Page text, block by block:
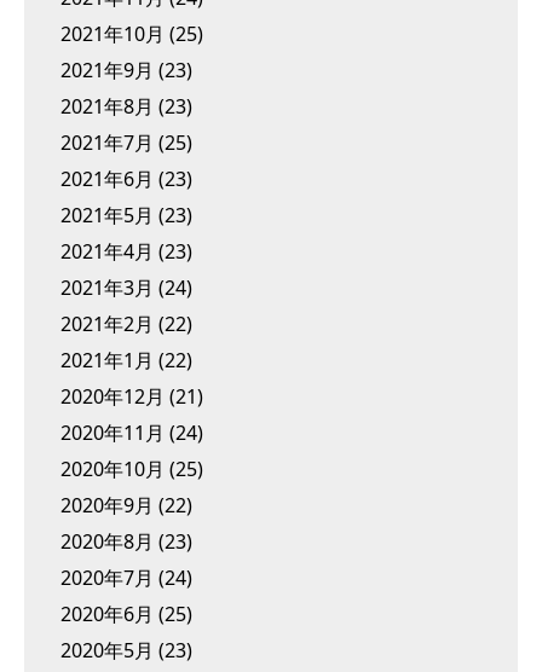
2021年10月 (25)
2021年9月 (23)
2021年8月 (23)
2021年7月 (25)
2021年6月 (23)
2021年5月 (23)
2021年4月 (23)
2021年3月 (24)
2021年2月 (22)
2021年1月 (22)
2020年12月 (21)
2020年11月 (24)
2020年10月 (25)
2020年9月 (22)
2020年8月 (23)
2020年7月 (24)
2020年6月 (25)
2020年5月 (23)